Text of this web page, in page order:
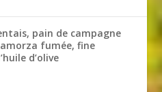
pain de campagne
fumée, fine
d’olive